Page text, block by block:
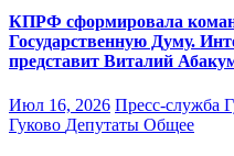
КПРФ сформировала
Государственную Думу.
представит Виталий
Июл 16, 2026 Пресс-служба
Гуково Депутаты Общее